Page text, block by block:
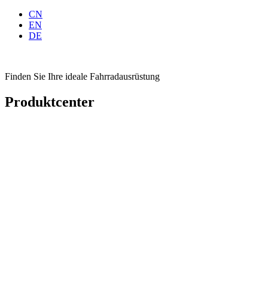
CN
EN
DE
Finden Sie Ihre ideale Fahrradausrüstung
Produktcenter